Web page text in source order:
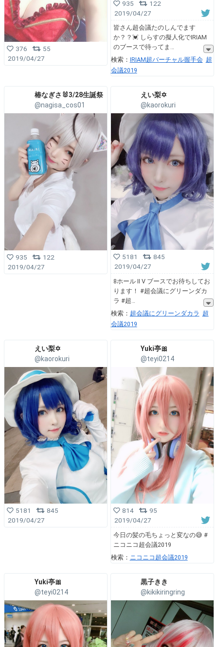
376
55
2019/04/27
935
122
2019/04/27
皆さん超会議たのしんでます
か？？💓 しらすの擬人化でIRIAM
のブースで待ってま
検索： IRIAM超バーチャル握手会 超
会議2019
椿なぎさ🐰3/28生誕祭
@nagisa_cos01
935
122
2019/04/27
えい梨✡️
@kaorokuri
5181
845
2019/04/27
8ホール Ⅱ Ⅴ ブースでお待ちしてお
ります！ #超会議にグリーンダカ
ラ #超
検索： 超会議にグリーンダカラ 超
会議2019
えい梨✡️
@kaorokuri
5181
845
2019/04/27
Yuki亭🎀
@teyi0214
814
95
2019/04/27
今日の髪の毛ちょっと変なの😅 #
ニコニコ超会議2019
検索： ニコニコ超会議2019
Yuki亭🎀
@teyi0214
黒子きき
@kikikiringring